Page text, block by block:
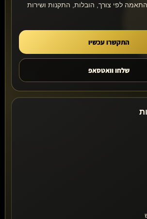
התאמה לפי צורך, הובלות, התקנות ושירות
התקשרו עכשיו
שלחו וואטסאפ